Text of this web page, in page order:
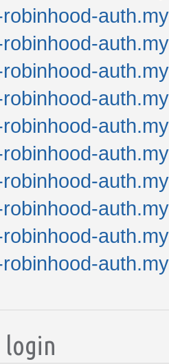
login